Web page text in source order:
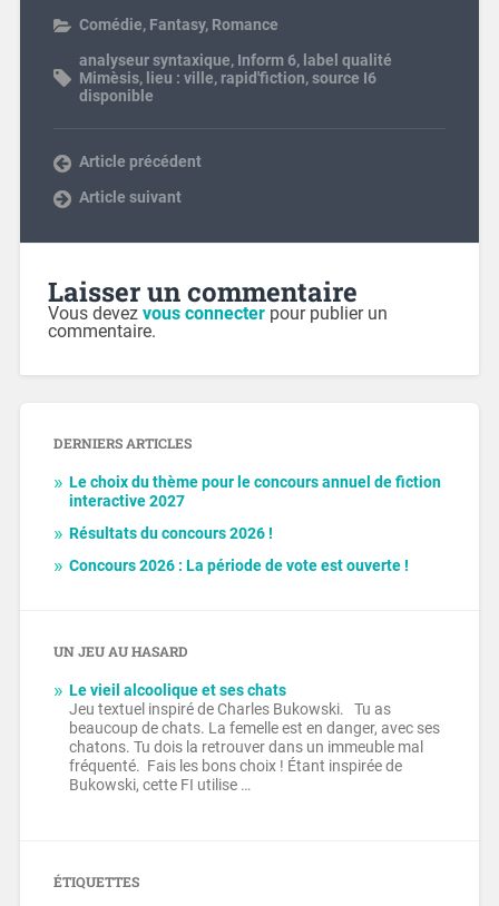
Comédie, Fantasy, Romance
analyseur syntaxique, Inform 6, label qualité
Mimèsis, lieu : ville, rapid'fiction,source I6
disponible
Article précédent
Article suivant
Laisser un commentaire
Vous devez vous connecterpour publier un
commentaire.
DERNIERS ARTICLES
Le choix du thème pour le concours annuel de fiction
interactive 2027
Résultats du concours 2026 !
Concours 2026 : La période de vote est ouverte !
UN JEU AU HASARD
Le vieil alcoolique et ses chats
Jeu textuel inspiré de Charles Bukowski. Tu as
beaucoup de chats. La femelle est en danger, avec ses
chatons. Tu dois la retrouver dans un immeuble mal
fréquenté. Fais les bons choix ! Étant inspirée de
Bukowski, cette FI utilise …
ÉTIQUETTES